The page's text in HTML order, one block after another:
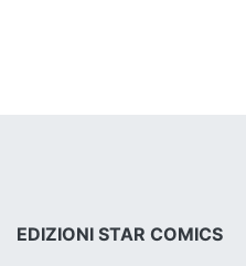
EDIZIONI STAR COMICS